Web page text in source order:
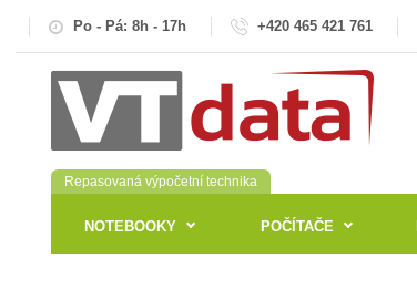
Po - Pá: 8h - 17h +420 465 421 761
Repasovaná výpočetní technika
NOTEBOOKY POČÍTAČE